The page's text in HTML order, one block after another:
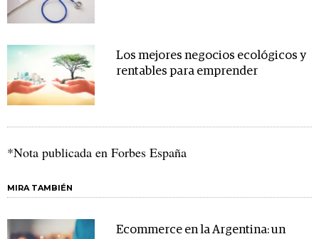
Los mejores negocios ecológicos y
rentables para emprender
*Nota publicada en Forbes España
MIRA TAMBIÉN
Ecommerce en la Argentina: un